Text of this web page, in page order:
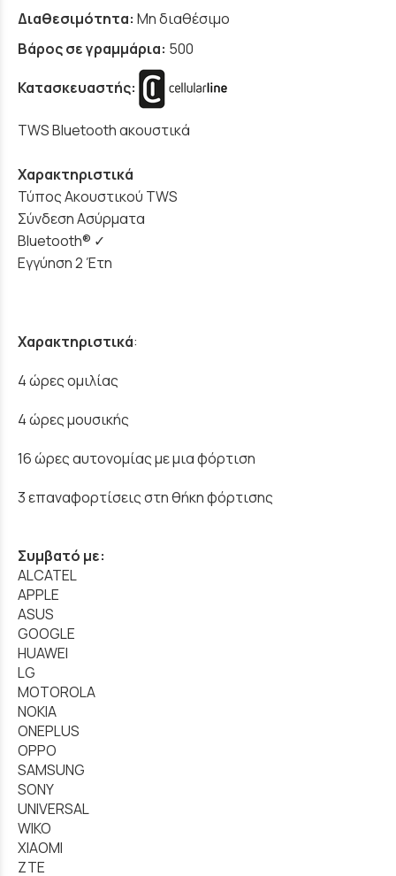
Διαθεσιμότητα: Μη διαθέσιμο
Βάρος σε γραμμάρια: 500
Κατασκευαστής:
TWS Bluetooth ακουστικά
Χαρακτηριστικά
Τύπος Ακουστικού TWS
Σύνδεση Ασύρματα
Bluetooth® ✓
Εγγύηση 2 Έτη
Χαρακτηριστικά:
4 ώρες ομιλίας
4 ώρες μουσικής
16 ώρες αυτονομίας με μια φόρτιση
3 επαναφορτίσεις στη θήκη φόρτισης
Συμβατό με:
ALCATEL
APPLE
ASUS
GOOGLE
HUAWEI
LG
MOTOROLA
NOKIA
ONEPLUS
OPPO
SAMSUNG
SONY
UNIVERSAL
WIKO
XIAOMI
ZTE